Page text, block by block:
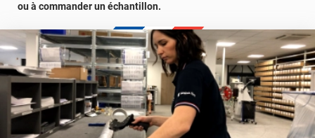
ou à commander un échantillon.